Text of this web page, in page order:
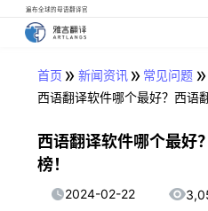
遍布全球的母语翻译官
首页 » 新闻资讯» 常见问题 »
西语翻译软件哪个最好？西语
西语翻译软件哪个最好
榜！
2024-02-22